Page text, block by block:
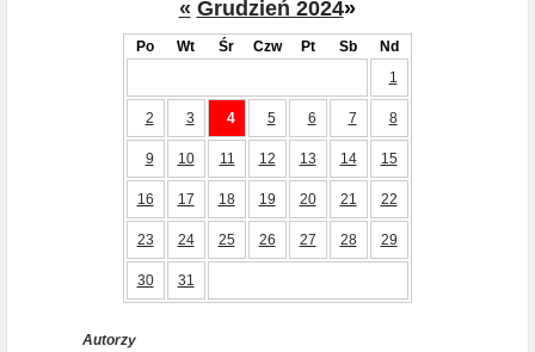
« Grudzień 2024»
Po Wt Śr Czw Pt Sb
Nd
1
2 3 4 5 6 7 8
9 10 11 12 13 14 15
16 17 18 19 20 21 22
23 24 25 26 27 28 29
30 31
Autorzy